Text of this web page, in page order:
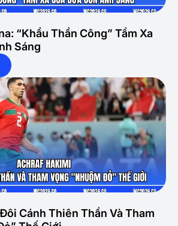
“Khẩu Thần Công” Tầm Xa
Sáng
Cánh Thiên Thần Và Tham